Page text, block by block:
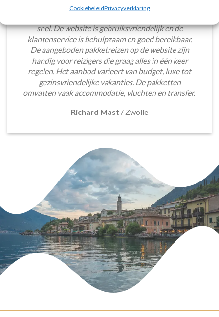
CookiebeleidPrivacyverklaring
Het boeken van een lastminute vakantie via
snel. De website is gebruiksvriendelijk en de
klantenservice is behulpzaam en goed bereikbaar.
De aangeboden pakketreizen op de website zijn
handig voor reizigers die graag alles in één keer
regelen. Het aanbod varieert van budget, luxe tot
gezinsvriendelijke vakanties. De pakketten
omvatten vaak accommodatie, vluchten en transfer.
Richard Mast / Zwolle